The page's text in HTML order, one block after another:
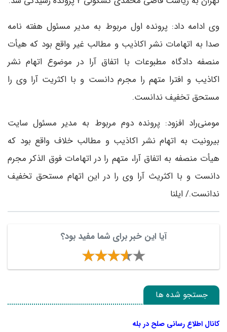
وی ادامه داد: پرونده اول مربوط به مدیر مسئول هفته نامه
صدا به اتهامات نشر اکاذیب و مطالب غیر واقع بود که هیأت
منصفه دادگاه مطبوعات با اتفاق آرا در موضوع اتهام نشر
اکاذیب و افترا متهم را مجرم دانست و با اکثریت آرا وی را
مستحق تخفیف ندانست.
مومنی‌راد افزود: پرونده دوم مربوط به مدیر مسئول سایت
بیرونیت به اتهام نشر اکاذیب و مطالب خلاف واقع بود که
هیأت منصفه به اتفاق آرا، متهم را در اتهامات فوق الذکر مجرم
دانست و با اکثریث آرا وی را در این اتهام مستحق تخفیف
ندانست./ ایلنا
آیا این خبر برای شما مفید بود؟
جستجو شده ها
کانال اطلاع رسانی صلح در بله